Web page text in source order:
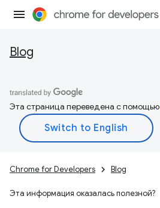
Blog
Эта страница переведена с помощью
Chrome for Developers Blog
Эта информация оказалась полезной?